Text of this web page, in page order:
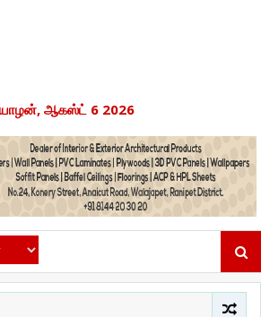
ஆகஸ்ட் 6 2026